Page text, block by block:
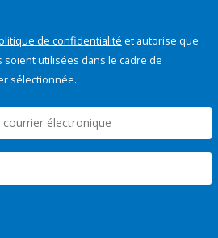
de confidentialité et autorise que
utilisées dans le cadre de
sélectionnée.